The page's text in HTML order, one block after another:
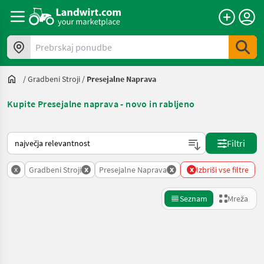
Prebrskaj ponudbe
/Gradbeni Stroji / Presejalne Naprava
Kupite Presejalne naprava - novo in rabljeno
Tako je razvrščeno na Landwirt.com
Filtri
x Gradbeni Stroji x Presejalne Naprava x x Izbriši vse filtre
Seznam Mreža